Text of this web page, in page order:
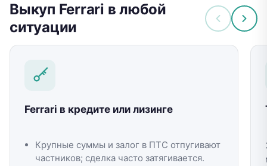
Выкуп Ferrari в любой
ситуации
Ferrari в кредите или лизинге
Крупные суммы и залог в ПТС отпугивают
частников; сделка часто затягивается.